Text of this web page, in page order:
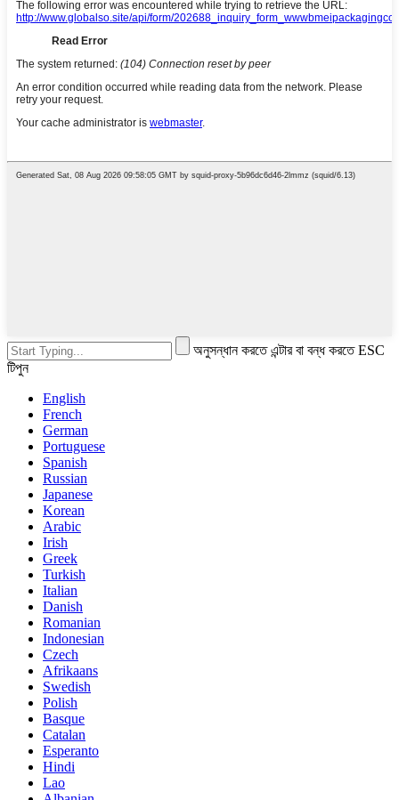
অনুসন্ধান করতে এন্টার বা বন্ধ করতে ESC
টিপুন
English
French
German
Portuguese
Spanish
Russian
Japanese
Korean
Arabic
Irish
Greek
Turkish
Italian
Danish
Romanian
Indonesian
Czech
Afrikaans
Swedish
Polish
Basque
Catalan
Esperanto
Hindi
Lao